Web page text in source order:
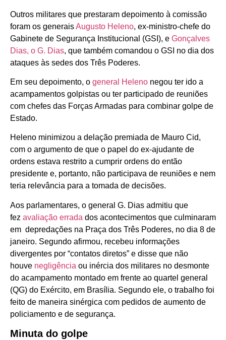
Outros militares que prestaram depoimento à comissão
foram os generaisAugusto Heleno, ex-ministro-chefe do
Gabinete de Segurança Institucional (GSI), e Gonçalves
Dias, o G. Dias, que também comandou o GSI no dia dos
ataques às sedes dos Três Poderes.
Em seu depoimento, o general Heleno negou ter ido a
acampamentos golpistas ou ter participado de reuniões
com chefes das Forças Armadas para combinar golpe de
Estado.
Heleno minimizou a delação premiada de Mauro Cid,
com o argumento de que o papel do ex-ajudante de
ordens estava restrito a cumprir ordens do então
presidente e, portanto, não participava de reuniões e nem
teria relevância para a tomada de decisões.
Aos parlamentares, o general G. Dias admitiu que
fez avaliação errada dos acontecimentos que culminaram
em depredações na Praça dos Três Poderes, no dia 8 de
janeiro. Segundo afirmou, recebeu informações
divergentes por “contatos diretos” e disse que não
houve negligência ou inércia dos militares no desmonte
do acampamento montado em frente ao quartel general
(QG) do Exército, em Brasília. Segundo ele, o trabalho foi
feito de maneira sinérgica com pedidos de aumento de
policiamento e de segurança.
Minuta do golpe